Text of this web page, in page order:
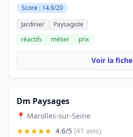
Score : 14.9/20
Jardinier
Paysagiste
réactifs
métier prix
Voir la fiche
Dm Paysages
📍 Marolles-sur-Seine
★★★★★ 4.6/5 (41 avis)